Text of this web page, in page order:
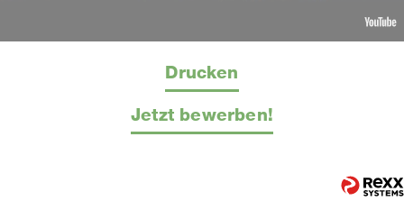
Drucken
Jetzt bewerben!